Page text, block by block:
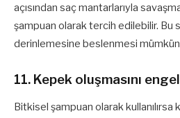
açısından saç mantarlarıyla
şampuan olarak tercih edilebilir. Bu
derinlemesine beslenmesi mümkün
11. Kepek oluşmasını
Bitkisel şampuan olarak kullanılırsa